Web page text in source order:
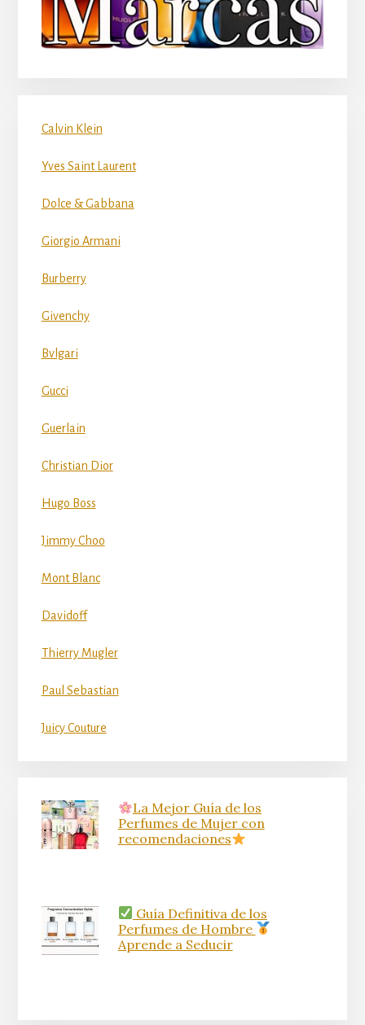
Calvin Klein
Yves Saint Laurent
Dolce & Gabbana
Giorgio Armani
Burberry
Givenchy
Bvlgari
Gucci
Guerlain
Christian Dior
Hugo Boss
Jimmy Choo
Mont Blanc
Davidoff
Thierry Mugler
Paul Sebastian
Juicy Couture
La Mejor Guía de los
Perfumes de Mujer con
recomendaciones
Guía Definitiva de los
Perfumes de Hombre
Aprende a Seducir